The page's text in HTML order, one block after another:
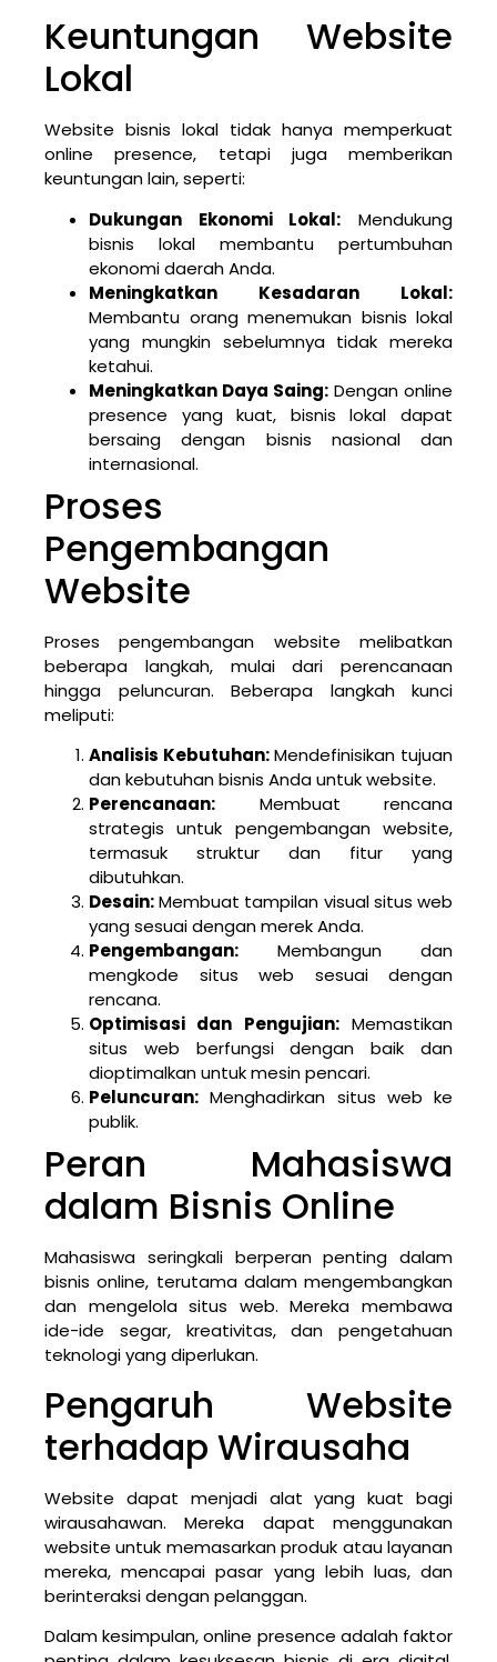
Keuntungan Website
Lokal
Website bisnis lokal tidak hanya memperkuat
online presence, tetapi juga memberikan
keuntungan lain, seperti:
Dukungan Ekonomi Lokal: Mendukung
bisnis lokal membantu pertumbuhan
ekonomi daerah Anda.
Meningkatkan Kesadaran Lokal:
Membantu orang menemukan bisnis lokal
yang mungkin sebelumnya tidak mereka
ketahui.
Meningkatkan Daya Saing: Dengan online
presence yang kuat, bisnis lokal dapat
bersaing dengan bisnis nasional dan
internasional.
Proses
Pengembangan
Website
Proses pengembangan website melibatkan
beberapa langkah, mulai dari perencanaan
hingga peluncuran. Beberapa langkah kunci
meliputi:
Analisis Kebutuhan:Mendefinisikan tujuan
dan kebutuhan bisnis Anda untuk website.
Perencanaan: Membuat rencana
strategis untuk pengembangan website,
termasuk struktur dan fitur yang
dibutuhkan.
Desain:Membuat tampilan visual situs web
yang sesuai dengan merek Anda.
Pengembangan: Membangun dan
mengkode situs web sesuai dengan
rencana.
Optimisasi dan Pengujian:Memastikan
situs web berfungsi dengan baik dan
dioptimalkan untuk mesin pencari.
Peluncuran: Menghadirkan situs web ke
publik.
Peran Mahasiswa
dalam Bisnis Online
Mahasiswa seringkali berperan penting dalam
bisnis online, terutama dalam mengembangkan
dan mengelola situs web. Mereka membawa
ide-ide segar, kreativitas, dan pengetahuan
teknologi yang diperlukan.
Pengaruh Website
terhadap Wirausaha
Website dapat menjadi alat yang kuat bagi
wirausahawan. Mereka dapat menggunakan
website untuk memasarkan produk atau layanan
mereka, mencapai pasar yang lebih luas, dan
berinteraksi dengan pelanggan.
Dalam kesimpulan, online presence adalah faktor